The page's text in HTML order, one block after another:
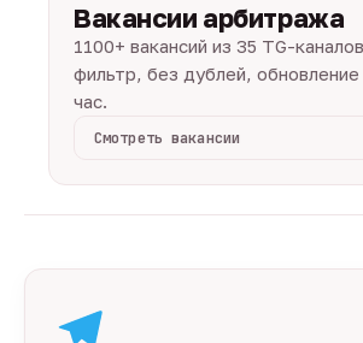
Вакансии арбитража
1100+ вакансий из 35 TG-
фильтр, без дублей,
час.
Смотреть вакансии